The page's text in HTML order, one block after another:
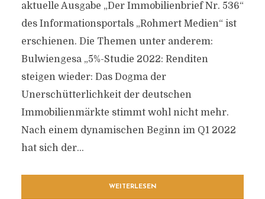
aktuelle Ausgabe „Der Immobilienbrief Nr. 536“
des Informationsportals „Rohmert Medien“ ist
erschienen. Die Themen unter anderem:
Bulwiengesa „5%-Studie 2022: Renditen
steigen wieder: Das Dogma der
Unerschütterlichkeit der deutschen
Immobilienmärkte stimmt wohl nicht mehr.
Nach einem dynamischen Beginn im Q1 2022
hat sich der...
WEITERLESEN